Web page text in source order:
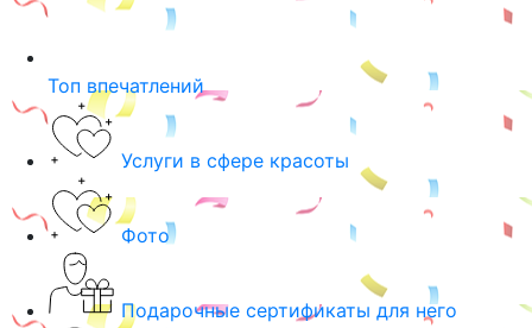
Топ впечатлений
Услуги в сфере красоты
Фото
Подарочные сертификаты для него